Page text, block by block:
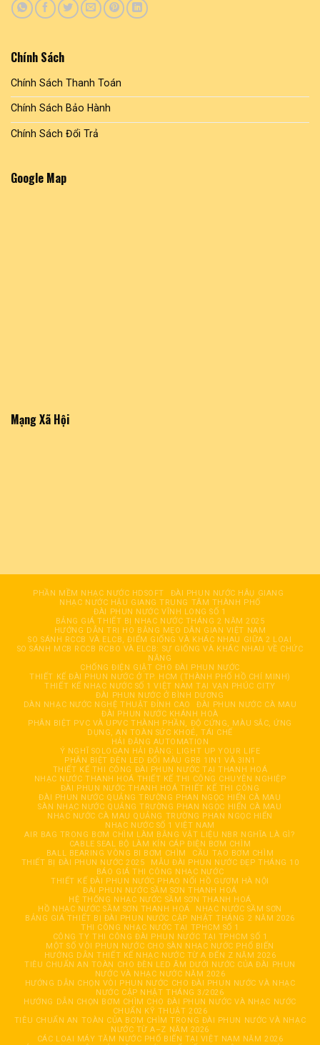
Chính Sách
Chính Sách Thanh Toán
Chính Sách Bảo Hành
Chính Sách Đổi Trả
Google Map
Mạng Xã Hội
PHẦN MỀM NHẠC NƯỚC HDSOFT
ĐÀI PHUN NƯỚC HÂỤ GIANG
NHẠC NƯỚC HẬU GIANG TRUNG TÂM THÀNH PHỐ
ĐÀI PHUN NƯỚC VĨNH LONG SỐ 1
BẢNG GIÁ THIẾT BỊ NHẠC NƯỚC THÁNG 2 NĂM 2025
HƯỚNG DẪN TRỊ HO BẰNG MẸO DÂN GIAN VIỆT NAM
SO SÁNH RCCB VÀ ELCB, ĐIỂM GIỐNG VÀ KHÁC NHAU GIỮA 2 LOẠI
SO SÁNH MCB RCCB RCBO VÀ ELCB: SỰ GIỐNG VÀ KHÁC NHAU VỀ CHỨC
NĂNG
CHỐNG ĐIỆN GIẬT CHO ĐÀI PHUN NƯỚC
THIẾT KẾ ĐÀI PHUN NƯỚC Ở TP. HCM (THÀNH PHỐ HỒ CHÍ MINH)
THIẾT KẾ NHẠC NƯỚC SỐ 1 VIỆT NAM TẠI VẠN PHÚC CITY
ĐÀI PHUN NƯỚC Ở BÌNH DƯƠNG
DÀN NHẠC NƯỚC NGHỆ THUẬT ĐỈNH CAO
ĐÀI PHUN NƯỚC CÀ MAU
ĐÀI PHUN NƯỚC KHÁNH HOÀ
PHÂN BIỆT PVC VÀ UPVC THÀNH PHẦN, ĐỘ CỨNG, MÀU SẮC, ỨNG
DỤNG, AN TOÀN SỨC KHOẺ, TÁI CHẾ
HẢI ĐĂNG AUTOMATION
Ý NGHĨ SOLOGAN HẢI ĐĂNG: LIGHT UP YOUR LIFE
PHÂN BIỆT ĐÈN LED ĐỔI MÀU GRB 1IN1 VÀ 3IN1
THIẾT KẾ THI CÔNG ĐÀI PHUN NƯỚC TẠI THANH HOÁ
NHẠC NƯỚC THANH HOÁ THIẾT KẾ THI CÔNG CHUYÊN NGHIỆP
ĐÀI PHUN NƯỚC THANH HOÁ THIẾT KẾ THI CÔNG
ĐÀI PHUN NƯỚC QUẢNG TRƯỜNG PHAN NGỌC HIỂN CÀ MAU
SÀN NHẠC NƯỚC QUẢNG TRƯỜNG PHAN NGỌC HIỂN CÀ MAU
NHẠC NƯỚC CÀ MAU QUẢNG TRƯỜNG PHAN NGỌC HIỂN
NHẠC NƯỚC SỐ 1 VIỆT NAM
AIR BAG TRONG BƠM CHÌM LÀM BẰNG VẬT LIỆU NBR NGHĨA LÀ GÌ?
CABLE SEAL BỘ LÀM KÍN CÁP ĐIỆN BƠM CHÌM
BALL BEARING VÒNG BI BƠM CHÌM
CẦU TẠO BƠM CHÌM
THIẾT BỊ ĐÀI PHUN NƯỚC 2025
MẪU ĐÀI PHUN NƯỚC ĐẸP THÁNG 10
BÁO GIÁ THI CÔNG NHẠC NƯỚC
THIẾT KẾ ĐÀI PHUN NƯỚC PHAO NỔI HỒ GƯƠM HÀ NỘI
ĐÀI PHUN NƯỚC SẦM SƠN THANH HOÁ
HỆ THỐNG NHẠC NƯỚC SẦM SƠN THANH HOÁ
HỒ NHẠC NƯỚC SẦM SƠN THANH HOÁ
NHẠC NƯỚC SẦM SƠN
BẢNG GIÁ THIẾT BỊ ĐÀI PHUN NƯỚC CẬP NHẬT THÁNG 2 NĂM 2026
THI CÔNG NHẠC NƯỚC TẠI TPHCM SỐ 1
CÔNG TY THI CÔNG ĐÀI PHUN NƯỚC TẠI TPHCM SỐ 1
MỘT SỐ VÒI PHUN NƯỚC CHO SÀN NHẠC NƯỚC PHỔ BIẾN
HƯỚNG DẪN THIẾT KẾ NHẠC NƯỚC TỪ A ĐẾN Z NĂM 2026
TIÊU CHUẨN AN TOÀN CHO ĐÈN LED ÂM DƯỚI NƯỚC CỦA ĐÀI PHUN
NƯỚC VÀ NHẠC NƯỚC NĂM 2026
HƯỚNG DẪN CHỌN VÒI PHUN NƯỚC CHO ĐÀI PHUN NƯỚC VÀ NHẠC
NƯỚC CẬP NHẬT THÁNG 3/2026
HƯỚNG DẪN CHỌN BƠM CHÌM CHO ĐÀI PHUN NƯỚC VÀ NHẠC NƯỚC
CHUẨN KỸ THUẬT 2026
TIÊU CHUẨN AN TOÀN CỦA BƠM CHÌM TRONG ĐÀI PHUN NƯỚC VÀ NHẠC
NƯỚC TỪ A–Z NĂM 2026
CÁC LOẠI MÁY TĂM NƯỚC PHỔ BIẾN TẠI VIỆT NAM NĂM 2026